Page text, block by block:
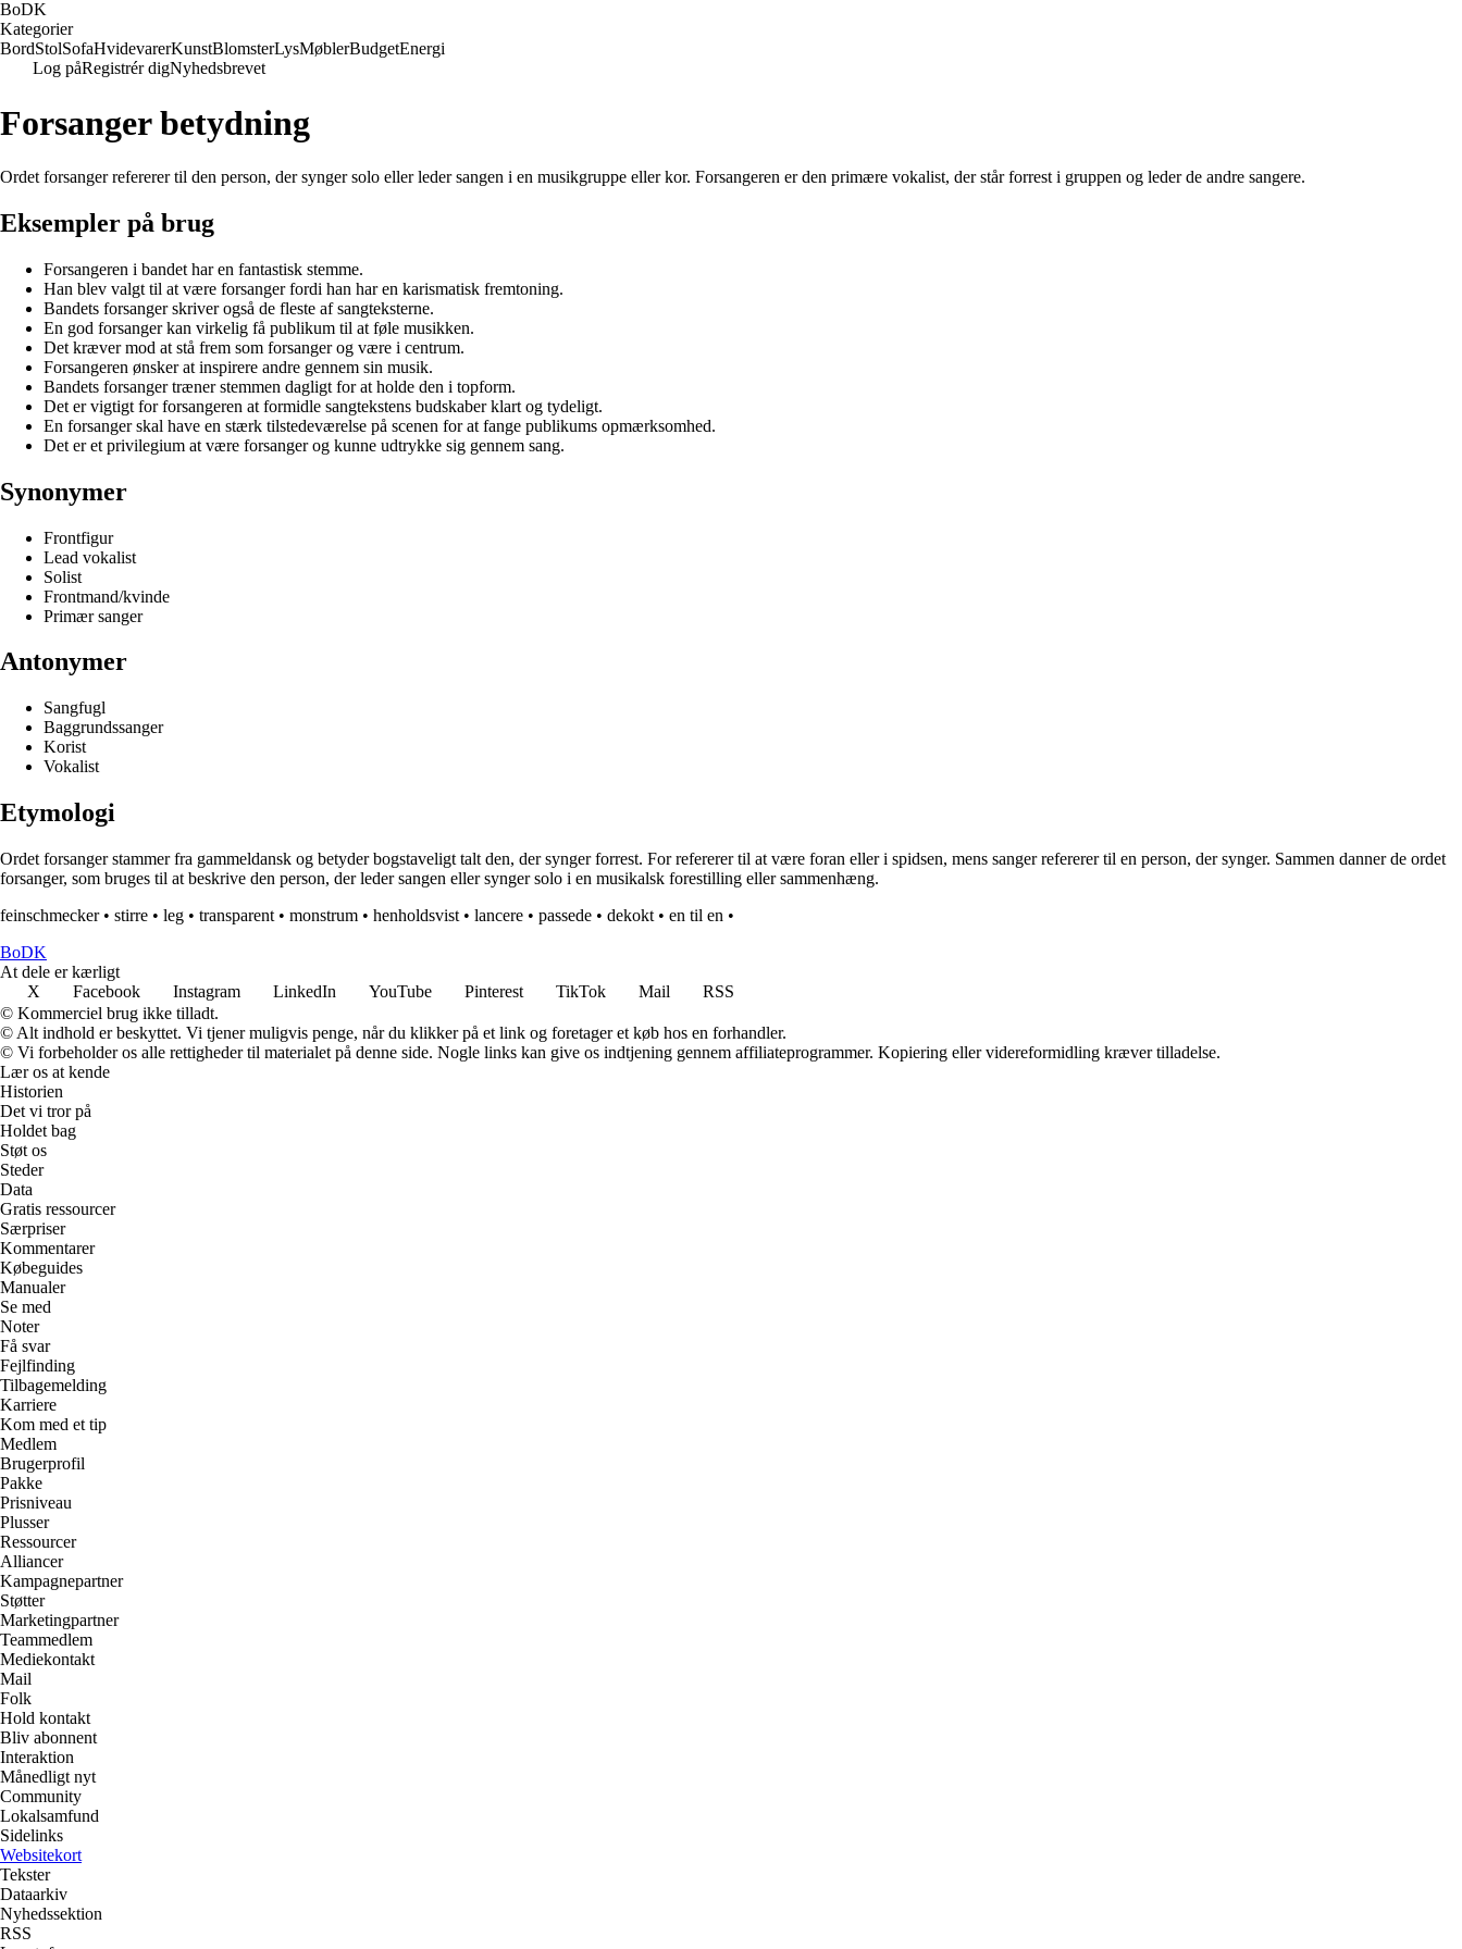
BoDK
Kategorier
BordStolSofaHvidevarerKunstBlomsterLysMøblerBudgetEnergi
Log påRegistrér digNyhedsbrevet
Forsanger betydning
Ordet forsanger refererer til den person, der synger solo eller leder sangen i en musikgruppe eller kor. Forsangeren er den primære vokalist, der står forrest i gruppen og leder de andre sangere.
Eksempler på brug
Forsangeren i bandet har en fantastisk stemme.
Han blev valgt til at være forsanger fordi han har en karismatisk fremtoning.
Bandets forsanger skriver også de fleste af sangteksterne.
En god forsanger kan virkelig få publikum til at føle musikken.
Det kræver mod at stå frem som forsanger og være i centrum.
Forsangeren ønsker at inspirere andre gennem sin musik.
Bandets forsanger træner stemmen dagligt for at holde den i topform.
Det er vigtigt for forsangeren at formidle sangtekstens budskaber klart og tydeligt.
En forsanger skal have en stærk tilstedeværelse på scenen for at fange publikums opmærksomhed.
Det er et privilegium at være forsanger og kunne udtrykke sig gennem sang.
Synonymer
Frontfigur
Lead vokalist
Solist
Frontmand/kvinde
Primær sanger
Antonymer
Sangfugl
Baggrundssanger
Korist
Vokalist
Etymologi
Ordet forsanger stammer fra gammeldansk og betyder bogstaveligt talt den, der synger forrest. For refererer til at være foran eller i spidsen, mens sanger refererer til en person, der synger. Sammen danner de ordet
forsanger, som bruges til at beskrive den person, der leder sangen eller synger solo i en musikalsk forestilling eller sammenhæng.
feinschmecker• stirre • leg • transparent • monstrum • henholdsvist • lancere • passede • dekokt • en til en •
BoDK
At dele er kærligt
X
Facebook Instagram LinkedIn YouTube Pinterest TikTok Mail
RSS
© Kommerciel brug ikke tilladt.
© Alt indhold er beskyttet. Vi tjener muligvis penge, når du klikker på et link og foretager et køb hos en forhandler.
© Vi forbeholder os alle rettigheder til materialet på denne side. Nogle links kan give os indtjening gennem affiliateprogrammer. Kopiering eller videreformidling kræver tilladelse.
Lær os at kende
Historien
Det vi tror på
Holdet bag
Støt os
Steder
Data
Gratis ressourcer
Særpriser
Kommentarer
Købeguides
Manualer
Se med
Noter
Få svar
Fejlfinding
Tilbagemelding
Karriere
Kom med et tip
Medlem
Brugerprofil
Pakke
Prisniveau
Plusser
Ressourcer
Alliancer
Kampagnepartner
Støtter
Marketingpartner
Teammedlem
Mediekontakt
Mail
Folk
Hold kontakt
Bliv abonnent
Interaktion
Månedligt nyt
Community
Lokalsamfund
Sidelinks
Websitekort
Tekster
Dataarkiv
Nyhedssektion
RSS